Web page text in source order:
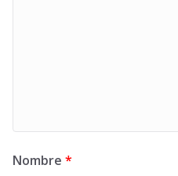
Nombre *